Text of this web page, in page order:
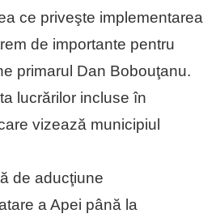
ce priveşte implementarea
de importante pentru
primarul Dan Bobouţanu.
lucrărilor incluse în
vizează municipiul
de aducţiune
a Apei până la